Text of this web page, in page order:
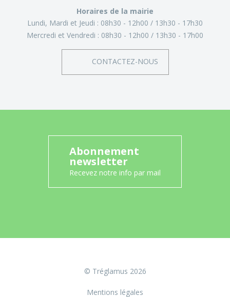
Horaires de la mairie
Lundi, Mardi et Jeudi : 08h30 - 12h00
13h30 - 17h30
Mercredi et Vendredi : 08h30 - 12h00 13h30 - 17h00
CONTACTEZ-NOUS
Abonnement
newsletter
Recevez notre info par mail
© Tréglamus 2026
Mentions légales